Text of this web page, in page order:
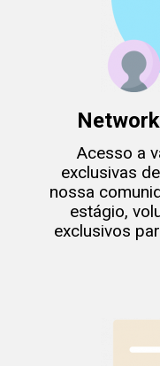
Acesso a
exclusivas
nossa
estágio,
exclusivos